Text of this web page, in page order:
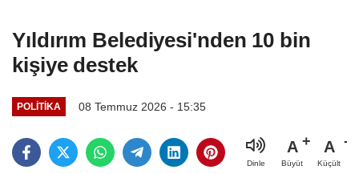
Yıldırım Belediyesi'nden 10 bin
kişiye destek
POLITIKA 08 Temmuz 2026 - 15:35
Dinle
A
Büyüt
A
Küçült